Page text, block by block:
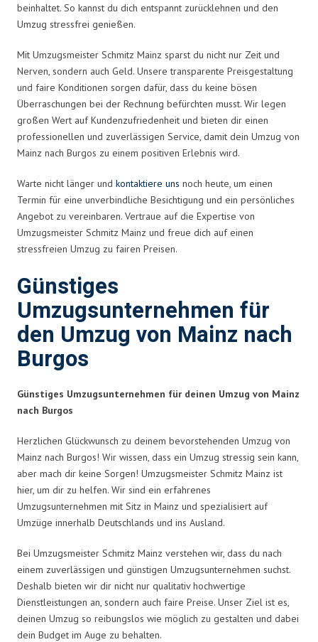
beinhaltet. So kannst du dich entspannt zurücklehnen und den
Umzug stressfrei genießen.
Mit Umzugsmeister Schmitz Mainz sparst du nicht nur Zeit und
Nerven, sondern auch Geld. Unsere transparente Preisgestaltung
und faire Konditionen sorgen dafür, dass du keine bösen
Überraschungen bei der Rechnung befürchten musst. Wir legen
großen Wert auf Kundenzufriedenheit und bieten dir einen
professionellen und zuverlässigen Service, damit dein Umzug von
Mainz nach Burgos zu einem positiven Erlebnis wird.
Warte nicht länger und kontaktiere uns noch heute, um einen
Termin für eine unverbindliche Besichtigung und ein persönliches
Angebot zu vereinbaren. Vertraue auf die Expertise von
Umzugsmeister Schmitz Mainz und freue dich auf einen
stressfreien Umzug zu fairen Preisen.
Günstiges
Umzugsunternehmen für
den Umzug von Mainz nach
Burgos
Günstiges Umzugsunternehmen für deinen Umzug von Mainz
nach Burgos
Herzlichen Glückwunsch zu deinem bevorstehenden Umzug von
Mainz nach Burgos! Wir wissen, dass ein Umzug stressig sein kann,
aber mach dir keine Sorgen! Umzugsmeister Schmitz Mainz ist
hier, um dir zu helfen. Wir sind ein erfahrenes
Umzugsunternehmen mit Sitz in Mainz und spezialisiert auf
Umzüge innerhalb Deutschlands und ins Ausland.
Bei Umzugsmeister Schmitz Mainz verstehen wir, dass du nach
einem zuverlässigen und günstigen Umzugsunternehmen suchst.
Deshalb bieten wir dir nicht nur qualitativ hochwertige
Dienstleistungen an, sondern auch faire Preise. Unser Ziel ist es,
deinen Umzug so reibungslos wie möglich zu gestalten und dabei
dein Budget im Auge zu behalten.